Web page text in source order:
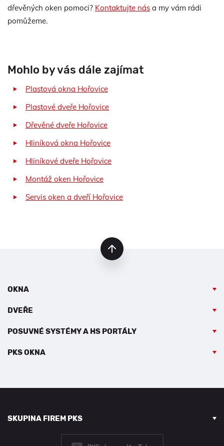
dřevěných oken pomoci? Kontaktujte nás a my vám rádi
pomůžeme.
Mohlo by vás dále zajímat
Plastová okna Hořovice
Plastové dveře Hořovice
Dřevěné dveře Hořovice
Hliníková okna Hořovice
Hliníkové dveře Hořovice
Montáž oken Hořovice
Servis oken a dveří Hořovice
OKNA
DVEŘE
POSUVNÉ SYSTÉMY A HS PORTÁLY
PKS OKNA
SKUPINA FIREM PKS